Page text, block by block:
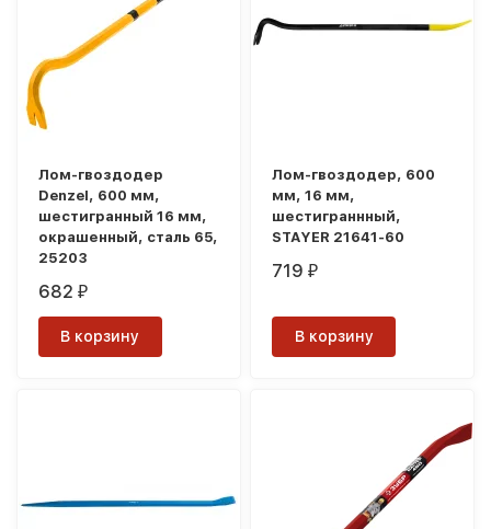
Лом-гвоздодер
Denzel, 600 мм,
шестигранный 16 мм,
окрашенный, сталь 65,
25203
682₽
В корзину
Лом-гвоздодер, 600
мм, 16 мм,
шестиграннный,
STAYER 21641-60
719₽
В корзину